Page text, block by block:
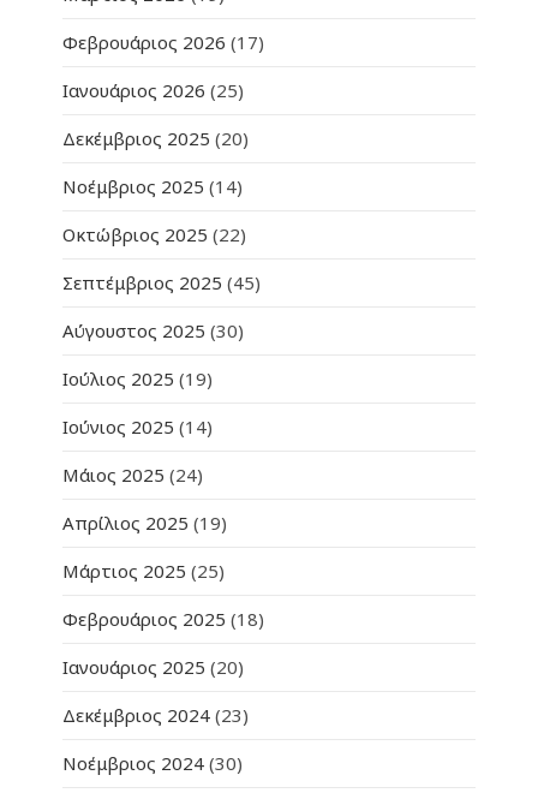
Φεβρουάριος 2026 (17)
Ιανουάριος 2026 (25)
Δεκέμβριος 2025 (20)
Νοέμβριος 2025 (14)
Οκτώβριος 2025 (22)
Σεπτέμβριος 2025 (45)
Αύγουστος 2025 (30)
Ιούλιος 2025 (19)
Ιούνιος 2025 (14)
Μάιος 2025 (24)
Απρίλιος 2025 (19)
Μάρτιος 2025 (25)
Φεβρουάριος 2025 (18)
Ιανουάριος 2025 (20)
Δεκέμβριος 2024 (23)
Νοέμβριος 2024 (30)